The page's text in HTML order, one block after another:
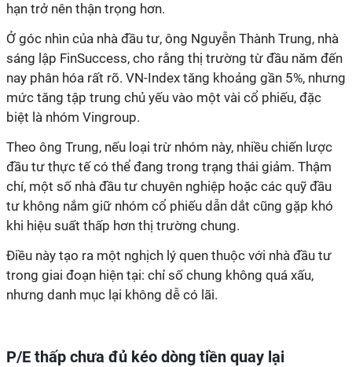
hạn trở nên thận trọng hơn.
Ở góc nhìn của nhà đầu tư, ông Nguyễn Thành Trung, nhà
sáng lập FinSuccess, cho rằng thị trường từ đầu năm đến
nay phân hóa rất rõ. VN-Index tăng khoảng gần 5%, nhưng
mức tăng tập trung chủ yếu vào một vài cổ phiếu, đặc
biệt là nhóm Vingroup.
Theo ông Trung, nếu loại trừ nhóm này, nhiều chiến lược
đầu tư thực tế có thể đang trong trạng thái giảm. Thậm
chí, một số nhà đầu tư chuyên nghiệp hoặc các quỹ đầu
tư không nắm giữ nhóm cổ phiếu dẫn dắt cũng gặp khó
khi hiệu suất thấp hơn thị trường chung.
Điều này tạo ra một nghịch lý quen thuộc với nhà đầu tư
trong giai đoạn hiện tại: chỉ số chung không quá xấu,
nhưng danh mục lại không dễ có lãi.
P/E thấp chưa đủ kéo dòng tiền quay lại